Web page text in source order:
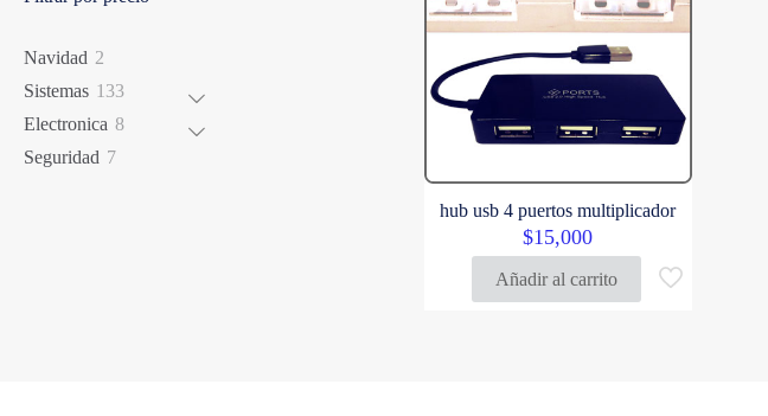
hub usb 4 puertos multiplicador
$15,000
Añadir al carrito
Navidad 2
Sistemas 133133
productos
Electronica 88
productos
Seguridad 77